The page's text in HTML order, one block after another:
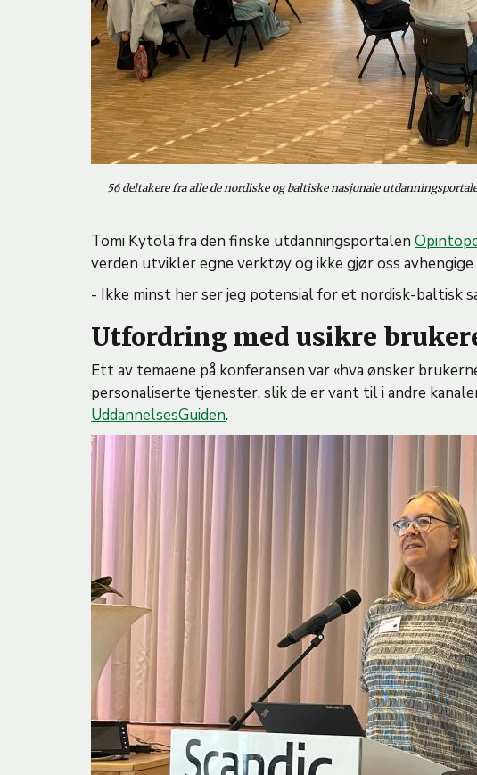
56 deltakere fra alle de nordiske og baltiske nasjonale
Tomi Kytölä fra den finske utdanningsportalen
verden utvikler egne verktøy og ikke gjør oss
- Ikke minst her ser jeg potensial for et nordisk-baltisk
Utfordring med usikre
Ett av temaene på konferansen var «hva ønsker
personaliserte tjenester, slik de er vant til i andre
UddannelsesGuiden.
B